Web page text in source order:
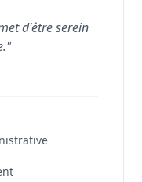
d'être serein